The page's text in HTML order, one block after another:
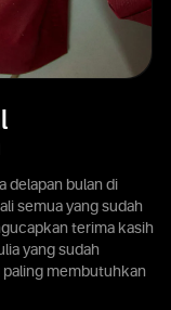
delapan bulan di
semua yang sudah
terima kasih
yang sudah
membutuhkan